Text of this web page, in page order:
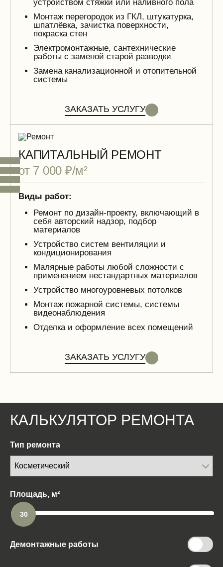
устройством стяжки или наливного пола
Монтаж перегородок из ГКЛ, штукатурка,
шпатлёвка, зачистка поверхности,
покраска стен
Электромонтажные, сантехнические
работы с заменой старой разводки
Замена канализационной и отопительной
системы
ЗАКАЗАТЬ УСЛУГУ
КАПИТАЛЬНЫЙ РЕМОНТ
от 7 000 ₽/м²
Виды работ:
Ремонт по дизайн-проекту, включающий в
себя авторский надзор, подбор
материалов
Устройство систем вентиляции и
кондиционирования
Малярные работы любой сложности с
применением нестандартных материалов
Устройство многоуровневых потолков
Монтаж пожарной системы, системы
видеонаблюдения
Отделка и оформление всех помещений
ЗАКАЗАТЬ УСЛУГУ
КАЛЬКУЛЯТОР РЕМОНТА
Тип ремонта
Площадь, м²
30
Демонтажные работы